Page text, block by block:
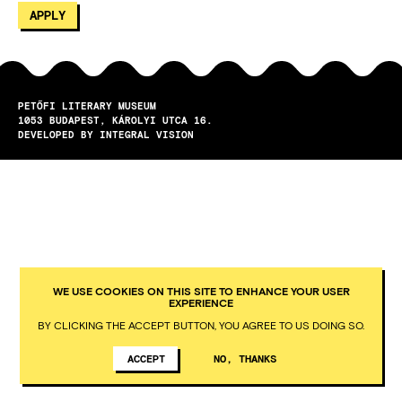
PETŐFI LITERARY MUSEUM
1053
BUDAPEST
KÁROLYI UTCA 16.
DEVELOPED BY INTEGRAL VISION
WE USE COOKIES ON THIS SITE TO ENHANCE YOUR USER
EXPERIENCE
BY CLICKING THE ACCEPT BUTTON, YOU AGREE TO US DOING SO.
ACCEPT NO, THANKS